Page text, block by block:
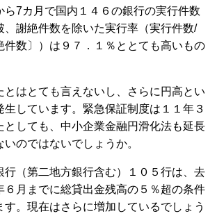
ら7カ月で国内１４６の銀行の実行件数
、謝絶件数を除いた実行率（実行件数/
件数〕）は９７．１％ととても高いもの
とはとても言えないし、さらに円高とい
生しています。緊急保証制度は１１年３
としても、中小企業金融円滑化法も延長
いのではないでしょうか。
行（第二地方銀行含む）１０５行は、去
６月までに総貸出金残高の５％超の条件
す。現在はさらに増加しているでしょう